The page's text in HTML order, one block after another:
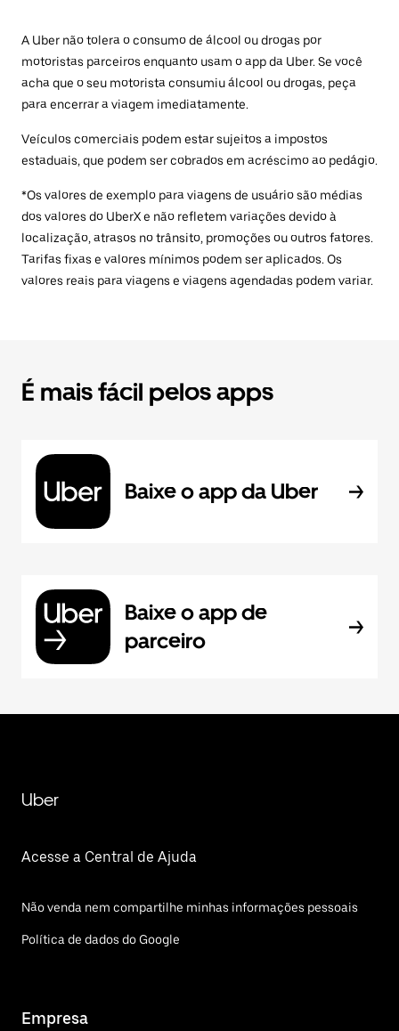
A Uber não tolera o consumo de álcool ou drogas por
motoristas parceiros enquanto usam o app da Uber. Se você
acha que o seu motorista consumiu álcool ou drogas, peça
para encerrar a viagem imediatamente.
Veículos comerciais podem estar sujeitos a impostos
estaduais, que podem ser cobrados em acréscimo ao pedágio.
*Os valores de exemplo para viagens de usuário são médias
dos valores do UberX e não refletem variações devido à
localização, atrasos no trânsito, promoções ou outros fatores.
Tarifas fixas e valores mínimos podem ser aplicados. Os
valores reais para viagens e viagens agendadas podem variar.
É mais fácil pelos apps
Baixe o app da Uber
Baixe o app de
parceiro
Uber
Acesse a Central de Ajuda
Não venda nem compartilhe minhas informações pessoais
Política de dados do Google
Empresa